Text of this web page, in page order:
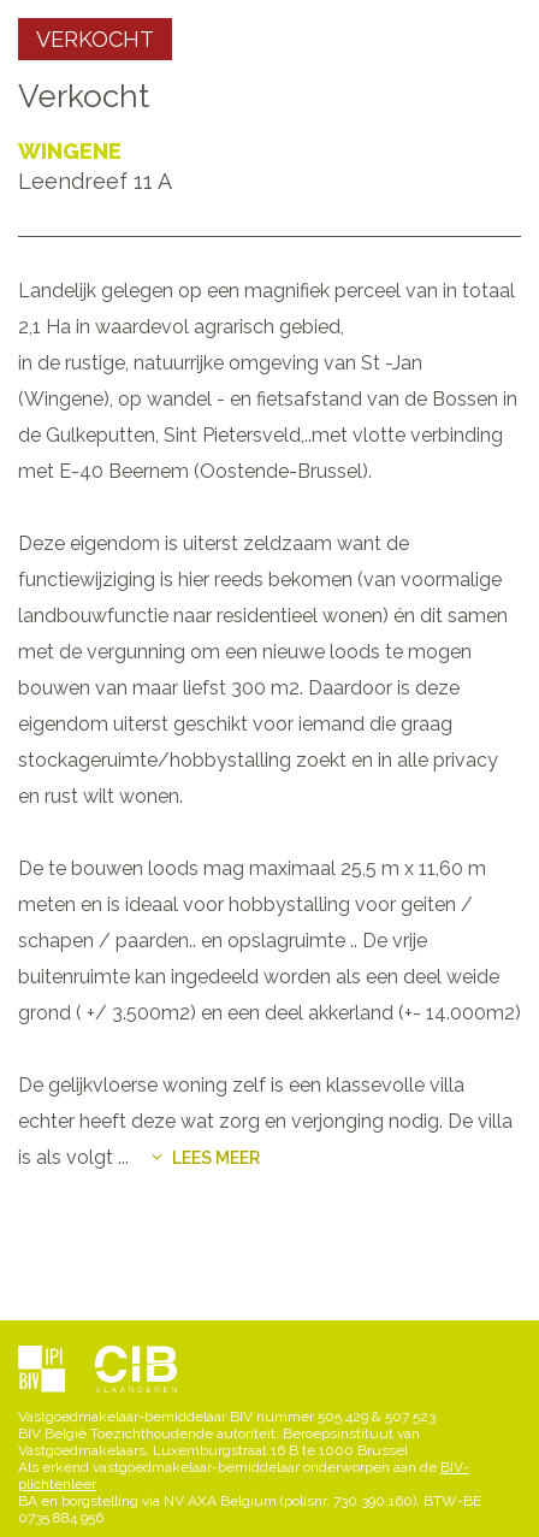
VERKOCHT
Verkocht
WINGENE
Leendreef 11 A
Landelijk gelegen op een magnifiek perceel van in totaal
2,1 Ha in waardevol agrarisch gebied,
in de rustige, natuurrijke omgeving van St -Jan
(Wingene), op wandel - en fietsafstand van de Bossen in
de Gulkeputten, Sint Pietersveld,..met vlotte verbinding
met E-40 Beernem (Oostende-Brussel).
Deze eigendom is uiterst zeldzaam want de
functiewijziging is hier reeds bekomen (van voormalige
landbouwfunctie naar residentieel wonen) én dit samen
met de vergunning om een nieuwe loods te mogen
bouwen van maar liefst 300 m2. Daardoor is deze
eigendom uiterst geschikt voor iemand die graag
stockageruimte/hobbystalling zoekt en in alle privacy
en rust wilt wonen.
De te bouwen loods mag maximaal 25,5 m x 11,60 m
meten en is ideaal voor hobbystalling voor geiten /
schapen / paarden.. en opslagruimte .. De vrije
buitenruimte kan ingedeeld worden als een deel weide
grond ( +/ 3.500m2) en een deel akkerland (+- 14.000m2)
De gelijkvloerse woning zelf is een klassevolle villa
echter heeft deze wat zorg en verjonging nodig. De villa
is als volgt ... LEES MEER
Vastgoedmakelaar-bemiddelaar BIV nummer 505 429 & 507 523
BIV België Toezichthoudende autoriteit: Beroepsinstituut van
Vastgoedmakelaars, Luxemburgstraat 16 B te 1000 Brussel
Als erkend vastgoedmakelaar-bemiddelaar onderworpen aan de BIV-
plichtenleer
BA en borgstelling via NV AXA Belgium (polisnr. 730.390.160), BTW-BE
0735 884 956